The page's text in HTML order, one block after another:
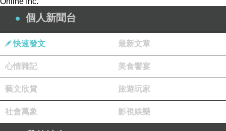
個人新聞台
快速發文 最新文章
心情雜記 美食饗宴
藝文欣賞 旅遊玩家
社會萬象 影視娛樂